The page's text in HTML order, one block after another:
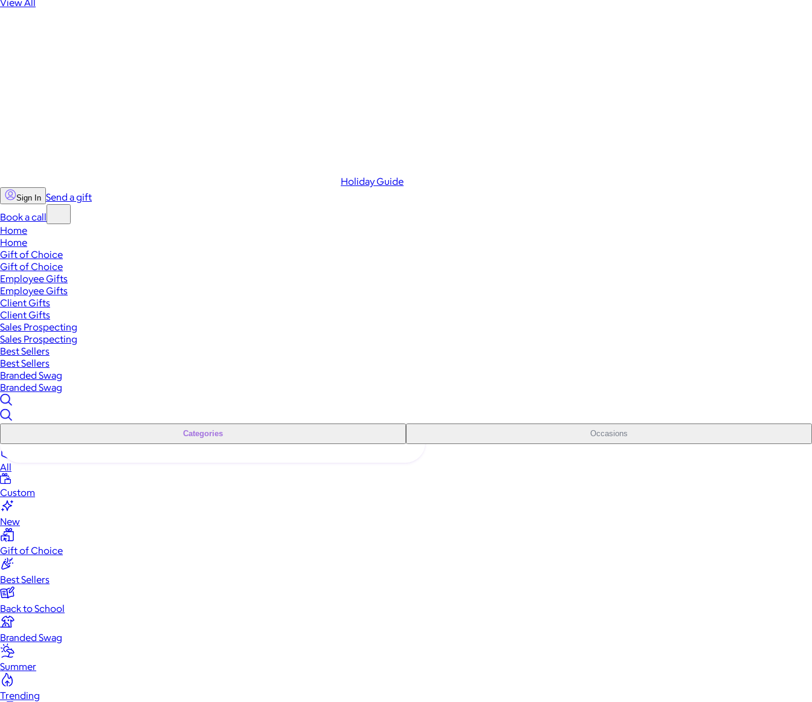
Holiday Guide
Sign In Send a gift
Book a call
Home
Home
Gift of Choice
Gift of Choice
Employee Gifts
Employee Gifts
Client Gifts
Client Gifts
Sales Prospecting
Sales Prospecting
Best Sellers
Best Sellers
Branded Swag
Branded Swag
Categories Occasions
All
Custom
New
Gift of Choice
Best Sellers
Back to School
Branded Swag
Summer
Trending